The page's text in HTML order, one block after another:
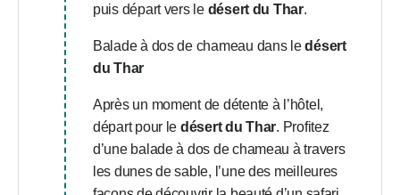
puis départ vers le désert du Thar.
Balade à dos de chameau dans ledésert
du Thar
Après un moment de détente à l’hôtel,
départ pour le désert du Thar. Profitez
d’une balade à dos de chameau à travers
les dunes de sable, l’une des meilleures